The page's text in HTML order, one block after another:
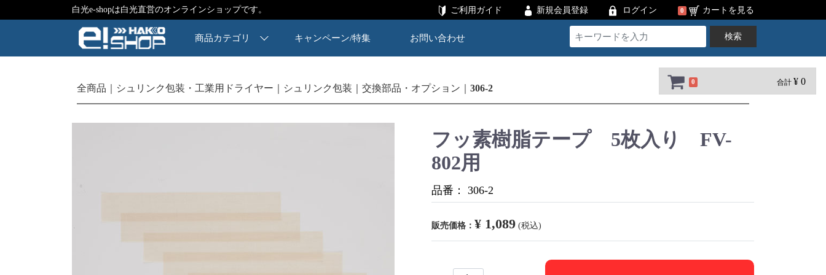
0 合計 ¥ 0
白光e-shopは白光直営のオンラインショップです。 ご利用ガイド 新規会員登録 ログイン 0 カートを見る
商品カテゴリ キャンペーン/特集 お問い合わせ 検索
全商品 シュリンク包装・工業用ドライヤー シュリンク包装 交換部品・オプション 306-2
フッ素樹脂テープ 5枚入り FV-
802用
品番： 306-2
販売価格： ¥ 1,089 (税込)